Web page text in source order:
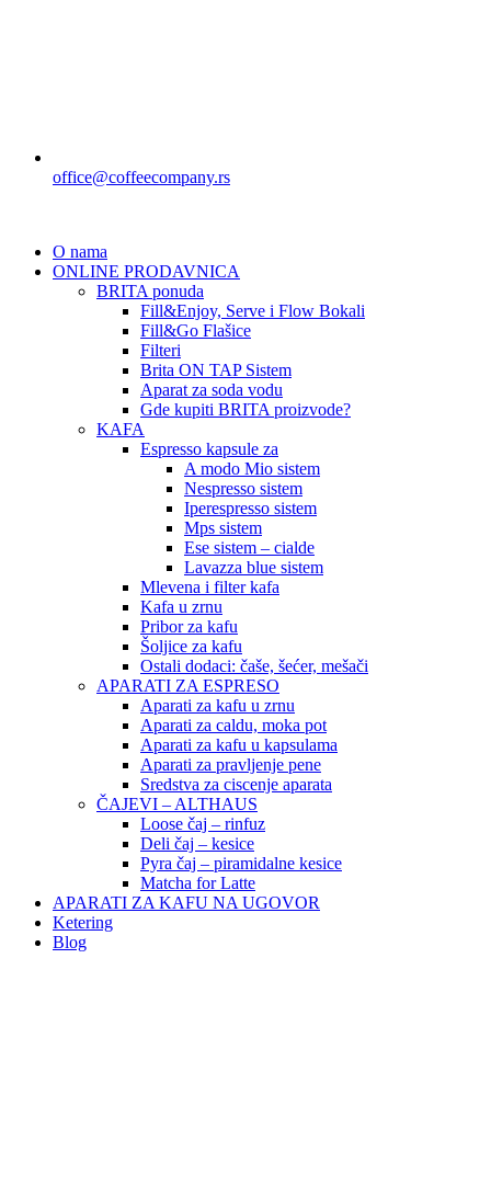
office@coffeecompany.rs
O nama
ONLINE PRODAVNICA
BRITA ponuda
Fill&Enjoy, Serve i Flow Bokali
Fill&Go Flašice
Filteri
Brita ON TAP Sistem
Aparat za soda vodu
Gde kupiti BRITA proizvode?
KAFA
Espresso kapsule za
A modo Mio sistem
Nespresso sistem
Iperespresso sistem
Mps sistem
Ese sistem – cialde
Lavazza blue sistem
Mlevena i filter kafa
Kafa u zrnu
Pribor za kafu
Šoljice za kafu
Ostali dodaci: čaše, šećer, mešači
APARATI ZA ESPRESO
Aparati za kafu u zrnu
Aparati za caldu, moka pot
Aparati za kafu u kapsulama
Aparati za pravljenje pene
Sredstva za ciscenje aparata
ČAJEVI – ALTHAUS
Loose čaj – rinfuz
Deli čaj – kesice
Pyra čaj – piramidalne kesice
Matcha for Latte
APARATI ZA KAFU NA UGOVOR
Ketering
Blog